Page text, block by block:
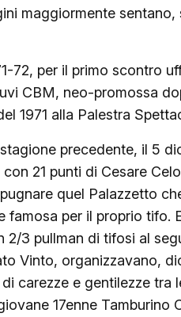
maggiormente
72, per il primo scontro
CBM, neo-promossa
1971 alla Palestra
precedente, il 5
21 punti di Cesare
quel Palazzetto
famosa per il proprio
3 pullman di tifosi al
Vinto, organizzavano,
carezze e gentilezze tra
17enne